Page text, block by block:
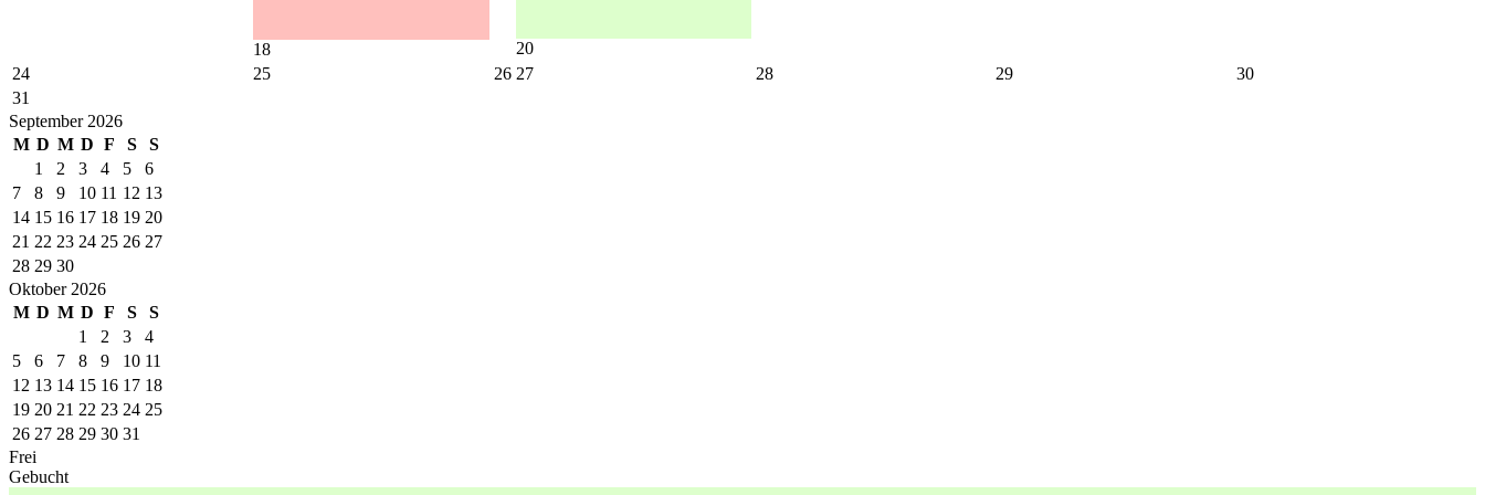
18 20
24 25 26 27 28 29
30
31
September 2026
M D M D F S
S
1
2 3 4 5
6
7
8 9 10 11 12 13
14 15 16 17 18 19 20
21 22 23 24 25 26 27
28 29 30
Oktober 2026
M D M D F S
S
1
2 3
4
5
6 7 8 9 10 11
12 13 14 15 16 17 18
19 20 21 22 23 24 25
26 27 28 29 30 31
Frei
Gebucht